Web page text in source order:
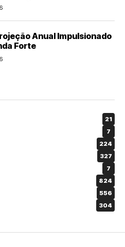
Anual Impulsionado
Forte
21
7
224
327
7
824
556
304